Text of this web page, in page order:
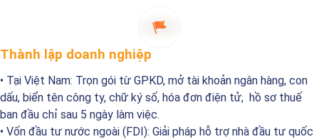
Thành lập doanh nghiệp
• Tại Việt Nam: Trọn gói từ GPKD, mở tài khoản ngân hàng, con
dấu, biển tên công ty, chữ ký số, hóa đơn điện tử, hồ sơ thuế
ban đầu chỉ sau 5 ngày làm việc.
• Vốn đầu tư nước ngoài (FDI): Giải pháp hỗ trợ nhà đầu tư quốc